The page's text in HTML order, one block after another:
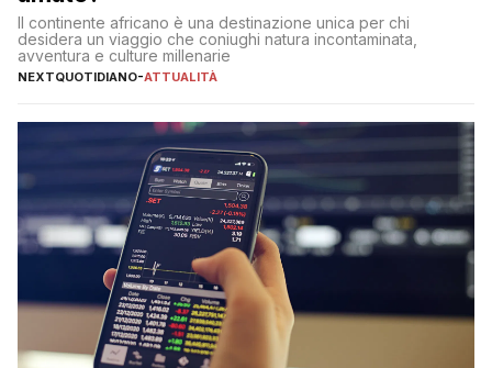
Il continente africano è una destinazione unica per chi
desidera un viaggio che coniughi natura incontaminata,
avventura e culture millenarie
NEXTQUOTIDIANO-ATTUALITÀ